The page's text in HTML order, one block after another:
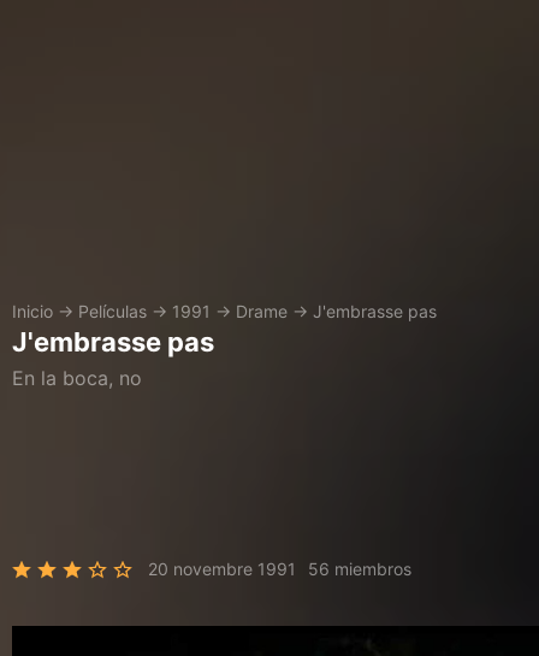
Inicio → Películas → 1991 → Drame → J'embrasse pas
J'embrasse pas
En la boca, no
20 novembre 1991 56 miembros